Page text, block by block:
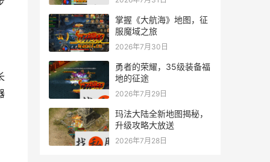
掌握《大航海》地图，征
服魔域之旅
2026年7月30日
勇者的荣耀，35级装备福
地的征途
2026年7月29日
玛法大陆全新地图揭秘，
升级攻略大放送
2026年7月28日